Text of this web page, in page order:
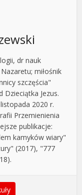
dr nauk
miłośnik
szczęścia"
Dzieciątka Jezus.
2020 r.
Przemienienia
publikacje:
kamyków wiary"
(2017), "777